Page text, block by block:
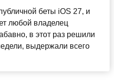
беты iOS 27, и
любой владелец
в этот раз решили
выдержали всего